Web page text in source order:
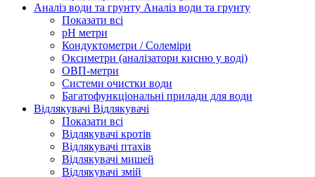
Аналіз води та грунту Аналіз води та грунту
Показати всі
рН метри
Кондуктометри / Солеміри
Оксиметри (аналізатори кисню у воді)
ОВП-метри
Системи очистки води
Багатофункціональні прилади для води
Відлякувачі Відлякувачі
Показати всі
Відлякувачі кротів
Відлякувачі птахів
Відлякувачі мишей
Відлякувачі змій